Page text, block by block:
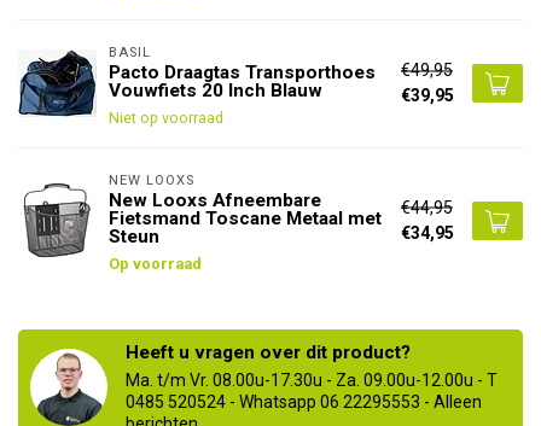
BASIL
Pacto Draagtas Transporthoes
Vouwfiets 20 Inch Blauw
Niet op voorraad
€49,95
€39,95
NEW LOOXS
New Looxs Afneembare
Fietsmand Toscane Metaal met
Steun
Op voorraad
€44,95
€34,95
Heeft u vragen over dit product?
Ma. t/m Vr. 08.00u-17.30u - Za. 09.00u-12.00u - T
0485 520524 - Whatsapp 06 22295553 - Alleen